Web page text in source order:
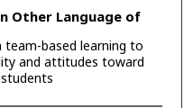
Other Language of
based learning to
and attitudes toward